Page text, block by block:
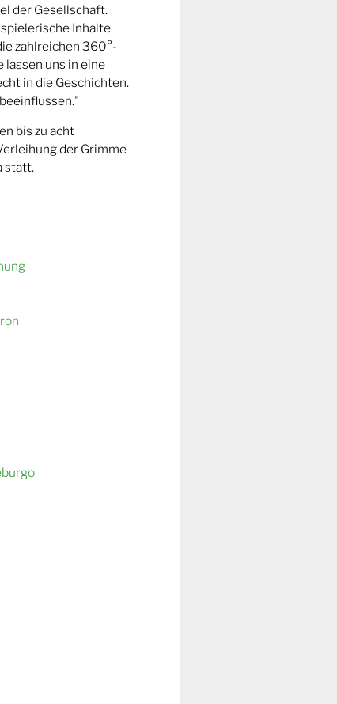
der Gesellschaft.
Inhalte
zahlreichen 360°-
uns in eine
in die Geschichten.
bis zu acht
der Grimme
statt.